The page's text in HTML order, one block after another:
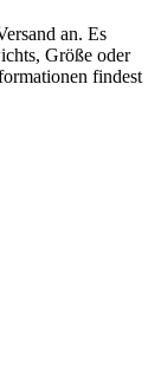
an. Es
Größe oder
findest